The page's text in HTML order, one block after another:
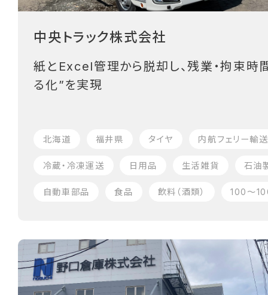
中央トラック株式会社
紙とExcel管理から脱却し、残業・拘束時
る化”を実現
北海道 福井県 タイヤ 内航フェリー輸送
冷蔵・冷凍運送 日用品 生活雑貨 石油
自動車部品 食品 飲料（酒類） 100〜